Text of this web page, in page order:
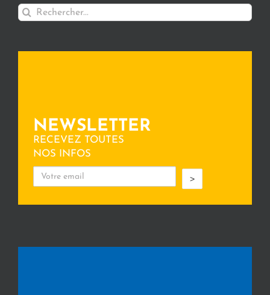
Rechercher:
NEWSLETTER
RECEVEZ TOUTES
NOS INFOS
>